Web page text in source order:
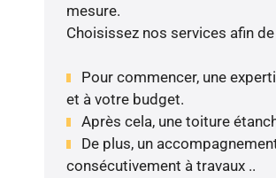
mesure.
Choisissez nos services afin
Pour commencer, une
et à votre budget.
Après cela, une toiture
De plus, un
consécutivement à travaux ..